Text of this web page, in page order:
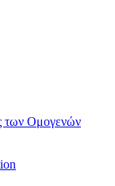
των Ομογενών